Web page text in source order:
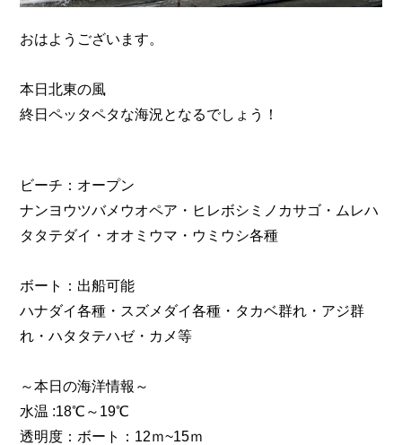
おはようございます。
本日北東の風
終日ペッタペタな海況となるでしょう！
ビーチ：オープン
ナンヨウツバメウオペア・ヒレボシミノカサゴ・ムレハ
タタテダイ・オオミウマ・ウミウシ各種
ボート：出船可能
ハナダイ各種・スズメダイ各種・タカベ群れ・アジ群
れ・ハタタテハゼ・カメ等
～本日の海洋情報～
水温 :18℃～19℃
透明度：ボート：12ｍ~15ｍ